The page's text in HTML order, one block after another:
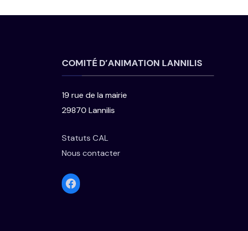
COMITÉ D’ANIMATION LANNILIS
19 rue de la mairie
29870 Lannilis
Statuts CAL
Nous contacter
Facebook